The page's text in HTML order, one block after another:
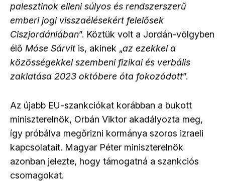
palesztinok elleni súlyos és rendszerszerű
emberi jogi visszaélésekért felelősek
Ciszjordániában”. Köztük volt a Jordán-völgyben
élő Móse Sárvit is, akinek „az ezekkel a
közösségekkel szembeni fizikai és verbális
zaklatása 2023 októbere óta fokozódott”.
Az újabb EU-szankciókat korábban a bukott
miniszterelnök, Orbán Viktor akadályozta meg,
így próbálva megőrizni kormánya szoros izraeli
kapcsolatait. Magyar Péter miniszterelnök
azonban jelezte, hogy támogatná a szankciós
csomagokat.